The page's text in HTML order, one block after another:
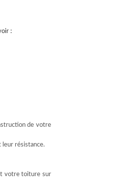
:
de votre
leur résistance.
votre toiture sur